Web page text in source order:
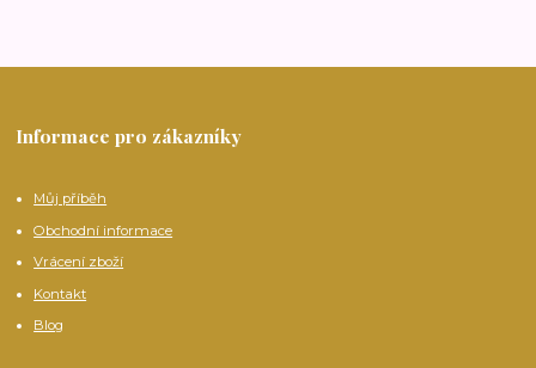
Informace pro zákazníky
Můj příběh
Obchodní informace
Vrácení zboží
Kontakt
Blog